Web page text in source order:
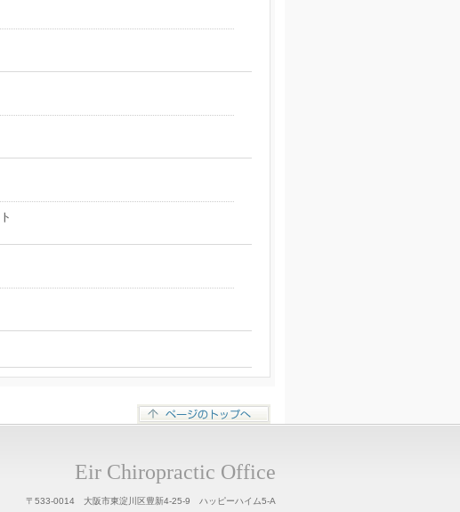
Eir Chiropractic Office
〒533-0014 大阪市東淀川区豊新4-25-9 ハッピーハイム5-A